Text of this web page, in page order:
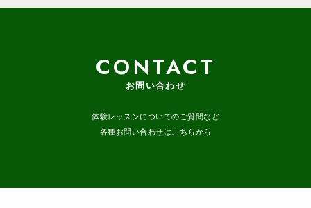
CONTACT
お問い合わせ
体験レッスンについてのご質問など
各種お問い合わせはこちらから